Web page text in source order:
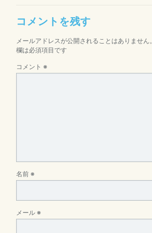
コメントを残す
メールアドレスが公開されることはありません。
欄は必須項目です
コメント ※
名前 ※
メール ※